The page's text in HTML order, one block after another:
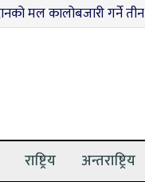
गर्ने तीन जना पक्राउ
राष्ट्रिय अन्तराष्ट्रिय